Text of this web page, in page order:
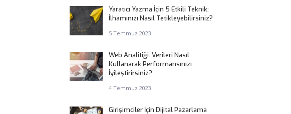
Yaratıcı Yazma İçin 5 Etkili Teknik:
İlhamınızı Nasıl Tetikleyebilirsiniz?
5 Temmuz 2023
Web Analitiği: Verileri Nasıl
Kullanarak Performansınızı
İyileştirirsiniz?
4 Temmuz 2023
Girişimciler İçin Dijital Pazarlama